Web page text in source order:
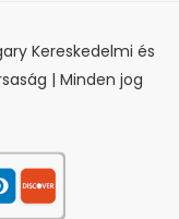
Kereskedelmi és
| Minden jog